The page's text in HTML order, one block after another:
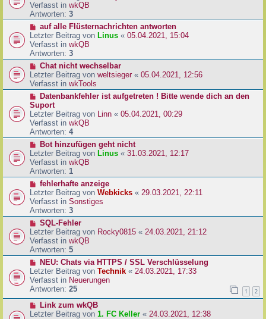
g
i
t
a
g
u
e
r
B
e
i
t
a
g
Verfasst in wkQB
Antworten: 3
N
e
u
e
r
B
e
i
r
a
g
auf alle Flüsternachrichten antworten
Letzter Beitrag von Linus « 05.04.2021, 15:04
Verfasst in wkQB
Antworten: 3
N
e
u
e
B
e
i
t
a
g
Chat nicht wechselbar
Letzter Beitrag von weltsieger « 05.04.2021, 12:56
Verfasst in wkTools
N
e
u
e
r
B
e
i
t
r
a
g
Datenbankfehler ist aufgetreten ! Bitte wende dich an den
Suport
Letzter Beitrag von Linn « 05.04.2021, 00:29
Verfasst in wkQB
Antworten: 4
N
e
u
e
r
B
e
i
t
a
g
Bot hinzufügen geht nicht
Letzter Beitrag von Linus « 31.03.2021, 12:17
Verfasst in wkQB
Antworten: 1
N
e
u
e
r
B
e
i
t
a
g
fehlerhafte anzeige
Letzter Beitrag von Webkicks « 29.03.2021, 22:11
Verfasst in Sonstiges
Antworten: 3
N
e
u
e
r
B
e
i
t
a
SQL-Fehler
Letzter Beitrag von Rocky0815 « 24.03.2021, 21:12
Verfasst in wkQB
Antworten: 5
N
e
u
e
r
B
e
NEU: Chats via HTTPS / SSL Verschlüsselung
Letzter Beitrag von Technik « 24.03.2021, 17:33
Verfasst in Neuerungen
Antworten: 25 1 2
N
e
Link zum wkQB
Letzter Beitrag von 1. FC Keller « 24.03.2021, 12:38